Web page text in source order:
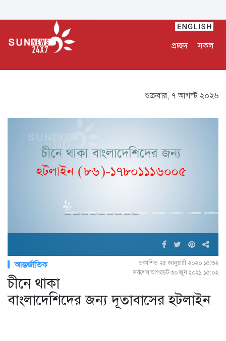
প্রচ্ছদ সকল
শুক্রবার, ৭ আগস্ট ২০২৬
আন্তর্জাতিক
প্রকাশিত ২৫ জানুয়ারী ২০২০ ১৫:৩২
সর্বশেষ আপডেট ৩০ জুন ২০২১ ১৫:০২
চীনে থাকা
বাংলাদেশিদের জন্য দূতাবাসের হটলাইন